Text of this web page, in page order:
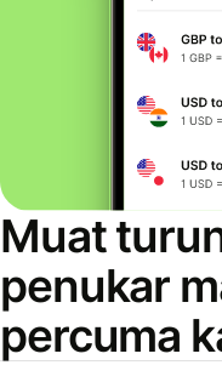
Muat
penukar
percuma